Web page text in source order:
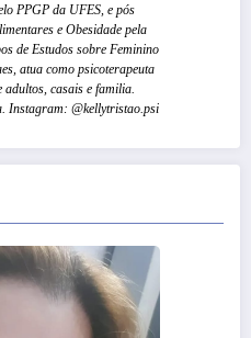
PPGP da UFES, e pós
e Obesidade pela
de Estudos sobre Feminino
atua como psicoterapeuta
adultos, casais e familia.
Instagram: @kellytristao.psi